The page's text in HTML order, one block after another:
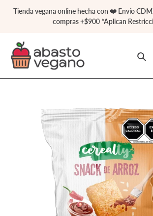
directamente
contenido
Tienda vegana online hecha con ❤️ Envío
compras +$900 *Aplican